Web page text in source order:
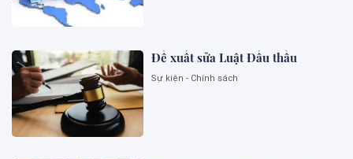
Đề xuất sửa Luật Đấu thầu
Sự kiện - Chính sách